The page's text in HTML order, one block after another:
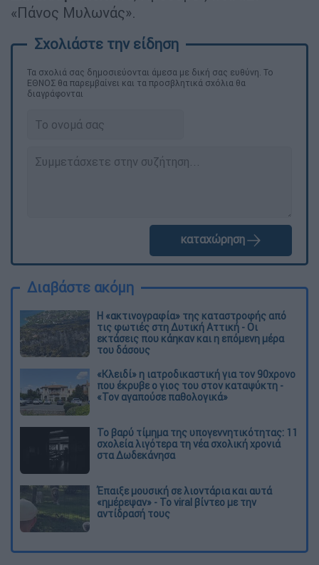
«Πάνος Μυλωνάς».
Τα σχολιά σας δημοσιεύονται άμεσα με δική σας ευθύνη. Το
ΕΘΝΟΣ θα παρεμβαίνει και τα προσβλητικά σχόλια θα
διαγράφονται
καταχώρηση
Διαβάστε ακόμη
Η «ακτινογραφία» της καταστροφής από
τις φωτιές στη Δυτική Αττική - Οι
εκτάσεις που κάηκαν και η επόμενη μέρα
του δάσους
«Κλειδί» η ιατροδικαστική για τον 90χρονο
που έκρυβε ο γιος του στον καταψύκτη -
«Τον αγαπούσε παθολογικά»
Το βαρύ τίμημα της υπογεννητικότητας: 11
σχολεία λιγότερα τη νέα σχολική χρονιά
στα Δωδεκάνησα
Έπαιξε μουσική σε λιοντάρια και αυτά
«ημέρεψαν» - Το viral βίντεο με την
αντίδρασή τους